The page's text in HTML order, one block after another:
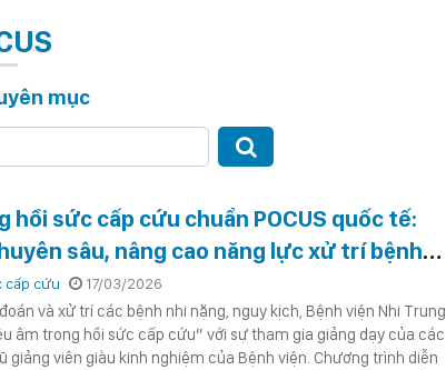
mục
hồi sức cấp cứu chuẩn POCUS quốc tế:
sâu, nâng cao năng lực xử trí bệnh
cấp cứu 17/03/2026
và xử trí các bệnh nhi nặng, nguy kịch, Bệnh viện Nhi Trung
âm trong hồi sức cấp cứu” với sự tham gia giảng dạy của các
giảng viên giàu kinh nghiệm của Bệnh viện. Chương trình diễn